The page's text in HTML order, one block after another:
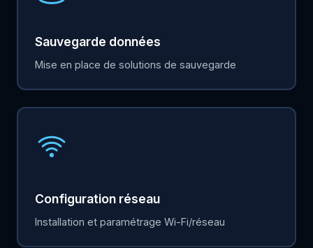
Sauvegarde données
Mise en place de solutions de sauvegarde
Configuration réseau
Installation et paramétrage Wi-Fi/réseau